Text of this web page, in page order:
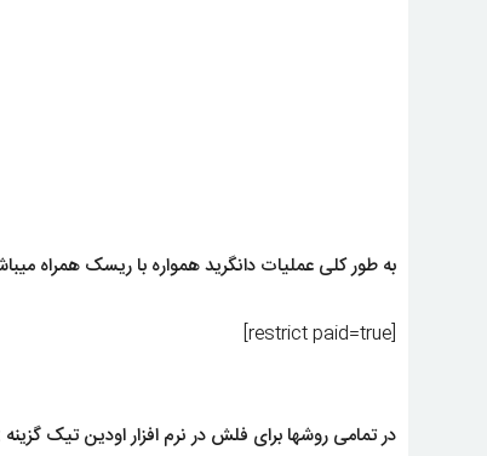
به طور کلی عملیات دانگرید همواره با ریسک همراه
[restrict paid=true]
در تمامی روشها برای فلش در نرم افزار اودین تیک گزینه auto reboot را بردارید و حتما قبل و بعد از انجام عملیات هارد ریست و فول وایپ کنید